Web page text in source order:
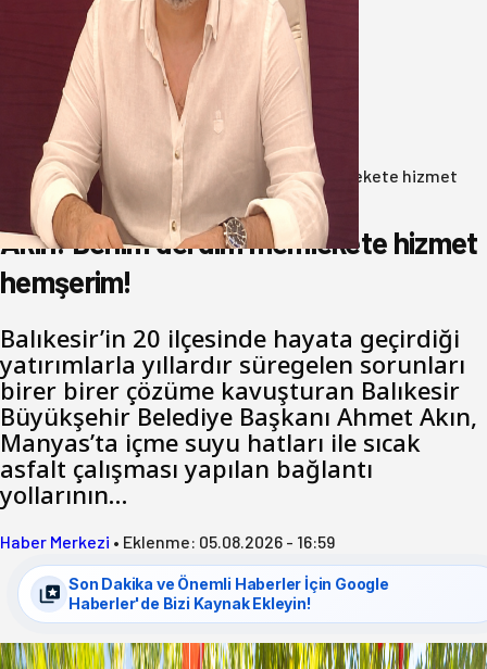
Oğuzbeyi’nden Balıkesirspor
yönetimine cevap : Herkes kendine
yakışanı yapar, buluttan nem
kapmayın!
07 Ağustos 2026
Anasayfa/ Gündem/
Akın: Benim derdim memlekete hizmet
hemşerim!
Akın: Benim derdim memlekete hizmet
hemşerim!
Balıkesir’in 20 ilçesinde hayata geçirdiği
yatırımlarla yıllardır süregelen sorunları
birer birer çözüme kavuşturan Balıkesir
Büyükşehir Belediye Başkanı Ahmet Akın,
Manyas’ta içme suyu hatları ile sıcak
asfalt çalışması yapılan bağlantı
yollarının…
Haber Merkezi • Eklenme: 05.08.2026 - 16:59
Son Dakika ve Önemli Haberler İçin Google
Haberler'de Bizi Kaynak Ekleyin!